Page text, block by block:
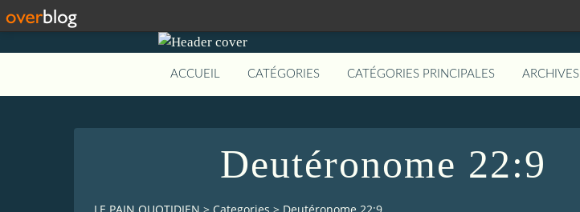
ACCUEIL CATÉGORIES CATÉGORIES PRINCIPALES ARCHIVES
Deutéronome 22:9